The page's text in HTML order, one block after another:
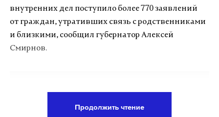
внутренних дел поступило более 770 заявлений
от граждан, утративших связь с родственниками
и близкими, сообщил губернатор Алексей
Смирнов.
А еще мы есть вTelegram,Дзен
Продолжить чтение